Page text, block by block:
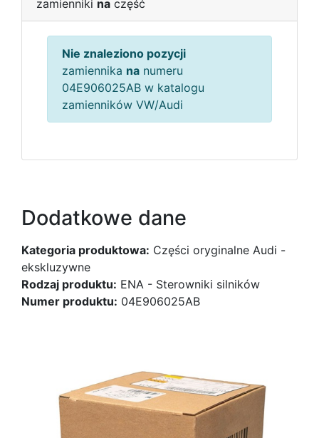
zamienniki na część
Nie znaleziono pozycji
zamiennika na numeru
04E906025AB w katalogu
zamienników VW/Audi
Dodatkowe dane
Kategoria produktowa: Części oryginalne Audi -
ekskluzywne
Rodzaj produktu: ENA - Sterowniki silników
Numer produktu: 04E906025AB